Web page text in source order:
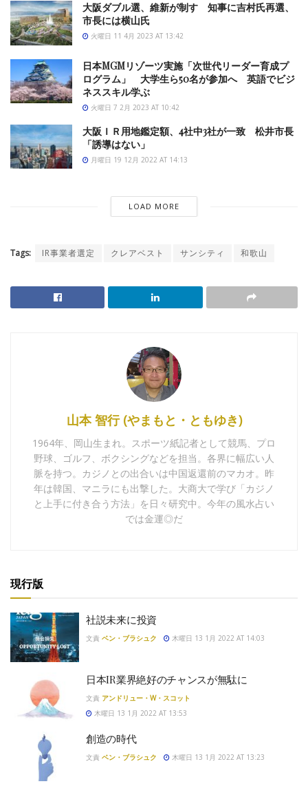
大阪ダブル選、維新が制す 知事に吉村氏再選、
市長には横山氏
火曜日 11 4月 2023 AT 13:42
日本MGMリゾーツ実施「次世代リーダー育成プ
ログラム」 大学生ら50名が参加へ 英語でビジ
ネススキル学ぶ
火曜日 7 2月 2023 AT 10:42
大阪ＩＲ用地鑑定額、4社中3社が一致 松井市長
「誘導はない」
月曜日 19 12月 2022 AT 14:13
LOAD MORE
Tags: IR事業者選定 クレアベスト サンシティ 和歌山
山本 智行 (やまもと・ともゆき)
1964年、岡山生まれ。スポーツ紙記者として競馬、プロ
野球、ゴルフ、ボクシングなどを担当。各界に幅広い人
脈を持つ。カジノとの出合いは中国返還前のマカオ。昨
年は韓国、マニラにも出撃した。大商大で学び「カジノ
と上手に付き合う方法」を日々研究中。今年の風水占い
では金運◎だ
現行版
社説未来に投資
文責 ベン・ブラシュク 木曜日 13 1月 2022 AT 14:03
日本IR業界絶好のチャンスが無駄に
文責 アンドリュー・W・スコット
木曜日 13 1月 2022 AT 13:53
創造の時代
文責 ベン・ブラシュク 木曜日 13 1月 2022 AT 13:23